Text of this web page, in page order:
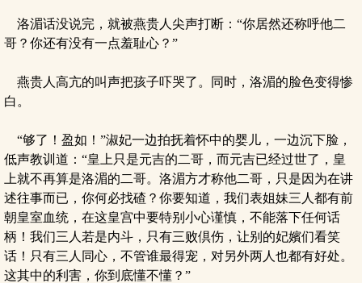
洛湄话没说完，就被燕贵人尖声打断：“你居然还称呼他二
哥？你还有没有一点羞耻心？”
燕贵人高亢的叫声把孩子吓哭了。同时，洛湄的脸色变得惨
白。
“够了！盈如！”淑妃一边拍抚着怀中的婴儿，一边沉下脸，
低声教训道：“皇上只是元吉的二哥，而元吉已经过世了，皇
上就不再算是洛湄的二哥。洛湄方才称他二哥，只是因为在讲
述往事而已，你何必找碴？你要知道，我们表姐妹三人都有前
朝皇室血统，在这皇宫中要特别小心谨慎，不能落下任何话
柄！我们三人若是内斗，只有三败倶伤，让别的妃嬪们看笑
话！只有三人同心，不管谁最得宠，对另外两人也都有好处。
这其中的利害，你到底懂不懂？”